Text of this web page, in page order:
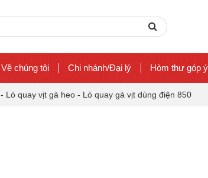
Search
Về chúng tôi Chi nhánh/Đại lý Hòm thư góp ý
- Lò quay vịt gà heo - Lò quay gà vịt dùng điện 850